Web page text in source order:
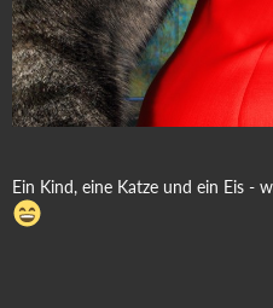
Ein Kind, eine Katze und ein Eis -